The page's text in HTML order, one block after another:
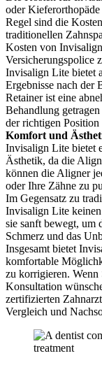
oder
Regel sind die
traditionellen
Kosten von
Versicherungspolice
Invisalign Lite bietet
Ergebnisse nach der
Retainer ist eine
Behandlung
der richtigen Position
Komfort und
Invisalign Lite bietet
Ästhetik, da die
können die Aligner
oder Ihre Zähne zu
Im Gegensatz zu
Invisalign Lite
sie sanft bewegt, um
Schmerz und das
Insgesamt bietet
komfortable
zu korrigieren. Wenn
Konsultation
zertifizierten
Vergleich und